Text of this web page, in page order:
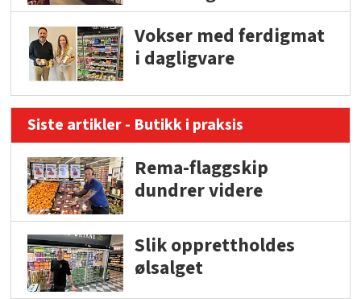
Vokser med ferdigmat
i dagligvare
Siste artikler - Butikk i praksis
Rema-flaggskip
dundrer videre
Slik opprettholdes
ølsalget